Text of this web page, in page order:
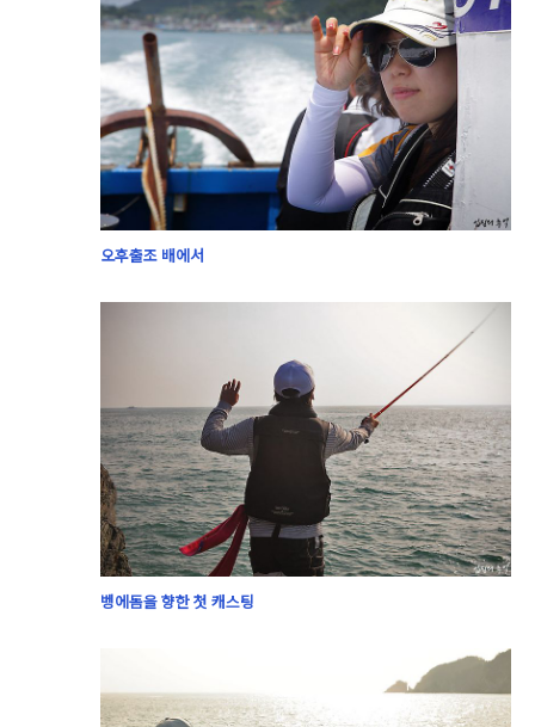
오후출조 배에서
벵에돔을 향한 첫 캐스팅